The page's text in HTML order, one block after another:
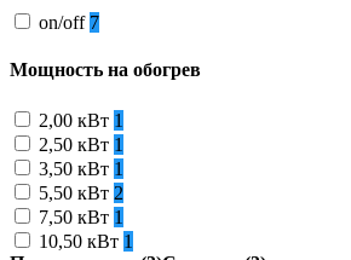
on/off 7
Мощность на обогрев
2,00 кВт 1
2,50 кВт 1
3,50 кВт 1
5,50 кВт 2
7,50 кВт 1
10,50 кВт 1